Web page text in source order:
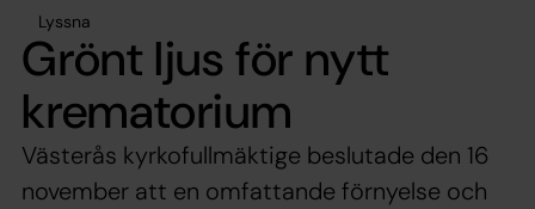
Lyssna
Grönt ljus för nytt
krematorium
Västerås kyrkofullmäktige beslutade den 16
november att en omfattande förnyelse och